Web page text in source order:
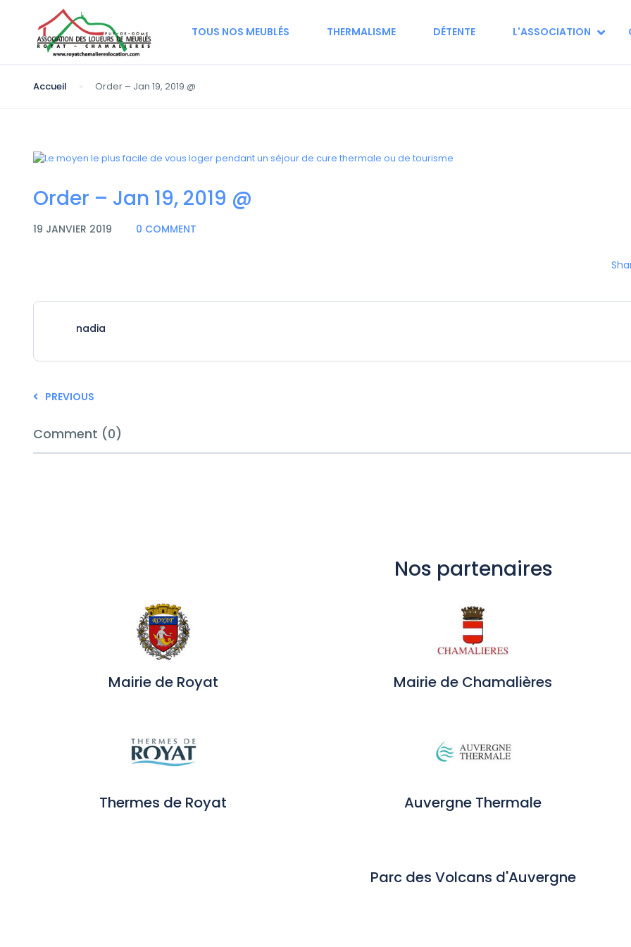
TOUS NOS MEUBLÉS THERMALISME DÉTENTE L'ASSOCIATION
Accueil Order – Jan 19, 2019 @
Order – Jan 19, 2019 @
19 JANVIER 2019 0 COMMENT
nadia
PREVIOUS
Comment (0)
Nos partenaires
Mairie de Royat Mairie de Chamalières
Thermes de Royat Auvergne Thermale
Parc des Volcans d'Auvergne